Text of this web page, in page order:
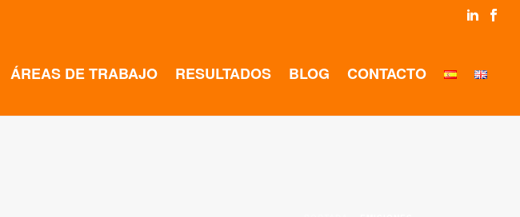
ÁREAS DE TRABAJO RESULTADOS BLOG CONTACTO